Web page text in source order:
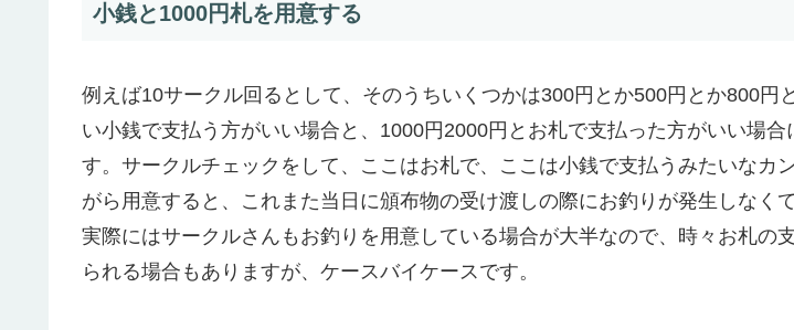
小銭と1000円札を用意する
例えば10サークル回るとして、そのうちいくつかは300円とか500円とか800円
い小銭で支払う方がいい場合と、1000円2000円とお札で支払った方がいい場合
す。サークルチェックをして、ここはお札で、ここは小銭で支払うみたいなカ
がら用意すると、これまた当日に頒布物の受け渡しの際にお釣りが発生しなく
実際にはサークルさんもお釣りを用意している場合が大半なので、時々お札の
られる場合もありますが、ケースバイケースです。